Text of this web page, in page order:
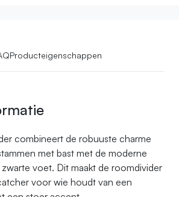
Producteigenschappen
combineert de robuuste charme
met bast met de moderne
voet. Dit maakt de roomdivider
voor wie houdt van een